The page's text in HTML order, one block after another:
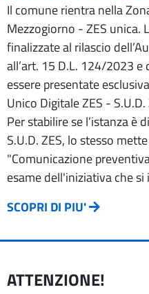
Il comune rientra nella
Mezzogiorno - ZES unica.
finalizzate al rilascio
all’art. 15 D.L. 124/2023
essere presentate
Unico Digitale ZES - S.U.D.
Per stabilire se l’istanza è
S.U.D. ZES, lo stesso
"Comunicazione
esame dell'iniziativa che
SCOPRI DI PIU'
ATTENZIONE!